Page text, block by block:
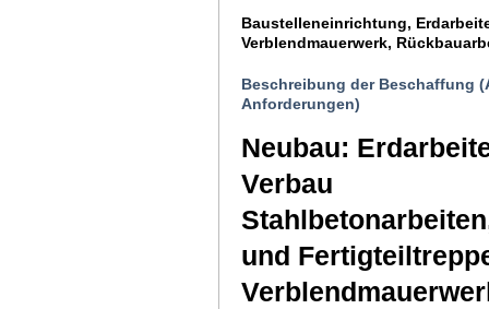
Baustelleneinrichtung,
Verblendmauerwerk,
Beschreibung der Beschaffung
Anforderungen)
Neubau:
Verbau
und